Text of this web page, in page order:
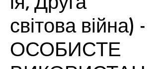
світова війна) -
ОСОБИСТЕ